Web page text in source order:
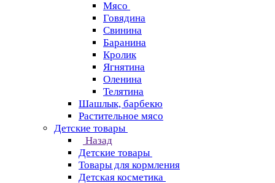
Мясо
Говядина
Свинина
Баранина
Кролик
Ягнятина
Оленина
Телятина
Шашлык, барбекю
Растительное мясо
Детские товары
Назад
Детские товары
Товары для кормления
Детская косметика